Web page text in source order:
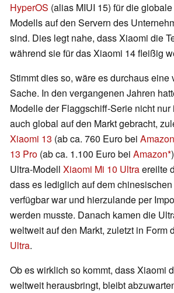
HyperOS (alias MIUI 15) für die
Modells auf den Servern des
sind. Dies legt nahe, dass Xiaomi die
während sie für das Xiaomi 14 fleißig
Stimmt dies so, wäre es durchaus eine
Sache. In den vergangenen Jahren
Modelle der Flaggschiff-Serie nicht
auch global auf den Markt gebracht,
Xiaomi 13 (ab ca. 760 Euro bei Amazon
13 Pro (ab ca. 1.100 Euro bei Amazon
Ultra-Modell Xiaomi Mi 10 Ultraereilte
dass es lediglich auf dem
verfügbar war und hierzulande per
werden musste. Danach kamen die
weltweit auf den Markt, zuletzt in Form
Ultra.
Ob es wirklich so kommt, dass Xiaomi
weltweit herausbringt, bleibt